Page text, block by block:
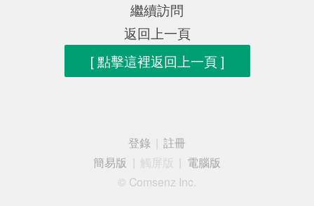
繼續訪問
返回上一頁
[ 點擊這裡返回上一頁 ]
登錄
註冊
簡易版
觸屏版
電腦版
© Comsenz Inc.